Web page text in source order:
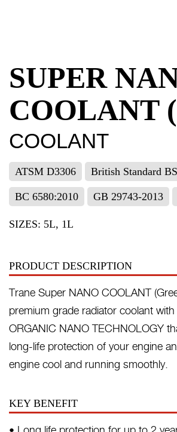
SUPER
COOLANT
COOLANT
ATSM D3306 British Standard
BC 6580:2010 GB 29743-2013
SIZES: 5L, 1L
PRODUCT DESCRIPTION
Trane Super NANO COOLANT
premium grade radiator coolant
ORGANIC NANO TECHNOLOGY
long-life protection of your engine
engine cool and running smoothly.
KEY BENEFIT